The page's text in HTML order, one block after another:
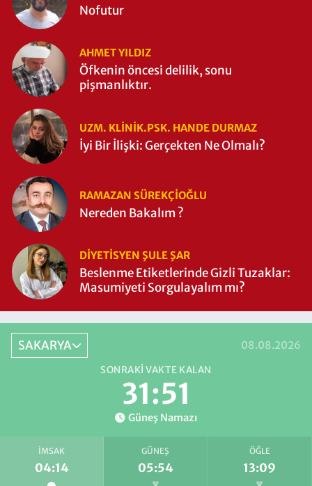
Nofutur
AHMET YILDIZ
Öfkenin öncesi delilik, sonu
pişmanlıktır.
UZM. KLINIK.PSK. HANDE DURMAZ
İyi Bir İlişki: Gerçekten Ne Olmalı?
RAMAZAN SÜREKÇIOĞLU
Nereden Bakalım ?
DIYETISYEN ŞULE ŞAR
Beslenme Etiketlerinde Gizli Tuzaklar:
Masumiyeti Sorgulayalım mı?
SAKARYA 08.08.2026
SONRAKI VAKTE KALAN
31:50
Güneş Namazı
İMSAK
04:14
GÜNEŞ
05:54
ÖĞLE
13:09